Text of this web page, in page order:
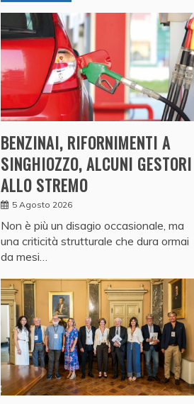
BENZINAI, RIFORNIMENTI A
SINGHIOZZO, ALCUNI GESTORI
ALLO STREMO
5 Agosto 2026
Non è più un disagio occasionale, ma
una criticità strutturale che dura ormai
da mesi…